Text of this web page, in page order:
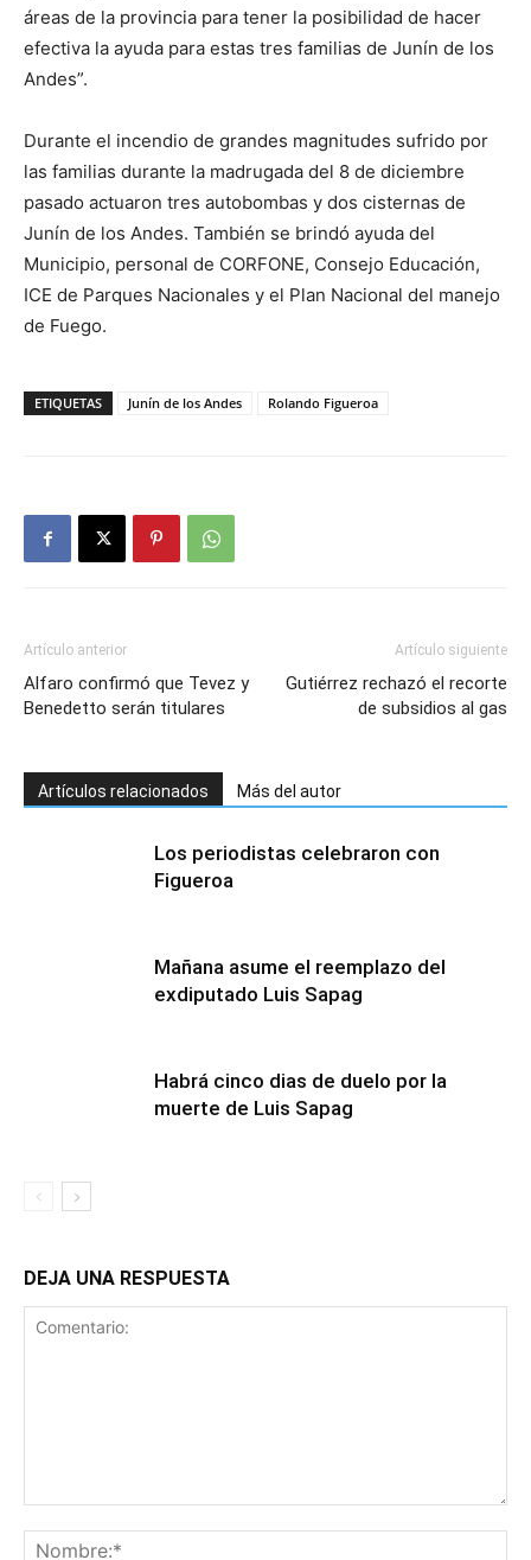
áreas de la provincia para tener la posibilidad de hacer
efectiva la ayuda para estas tres familias de Junín de los
Andes”.
Durante el incendio de grandes magnitudes sufrido por
las familias durante la madrugada del 8 de diciembre
pasado actuaron tres autobombas y dos cisternas de
Junín de los Andes. También se brindó ayuda del
Municipio, personal de CORFONE, Consejo Educación,
ICE de Parques Nacionales y el Plan Nacional del manejo
de Fuego.
ETIQUETAS Junín de los Andes Rolando Figueroa
Artículo anterior
Alfaro confirmó que Tevez y
Benedetto serán titulares
Artículo siguiente
Gutiérrez rechazó el recorte
de subsidios al gas
Artículos relacionados Más del autor
Los periodistas celebraron con
Figueroa
Mañana asume el reemplazo del
exdiputado Luis Sapag
Habrá cinco dias de duelo por la
muerte de Luis Sapag
DEJA UNA RESPUESTA